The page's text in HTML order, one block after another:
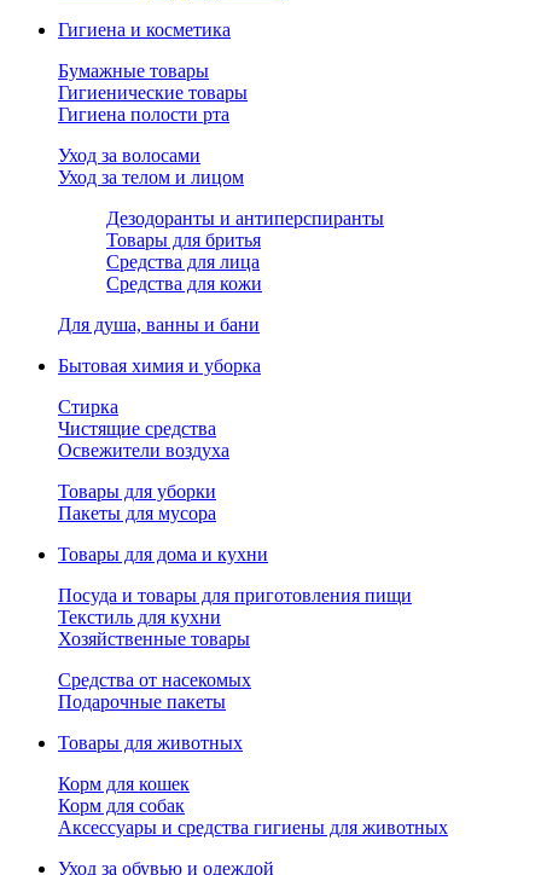
Гигиена и косметика
Бумажные товары
Гигиенические товары
Гигиена полости рта
Уход за волосами
Уход за телом и лицом
Дезодоранты и антиперспиранты
Товары для бритья
Средства для лица
Средства для кожи
Для душа, ванны и бани
Бытовая химия и уборка
Стирка
Чистящие средства
Освежители воздуха
Товары для уборки
Пакеты для мусора
Товары для дома и кухни
Посуда и товары для приготовления пищи
Текстиль для кухни
Хозяйственные товары
Средства от насекомых
Подарочные пакеты
Товары для животных
Корм для кошек
Корм для собак
Аксессуары и средства гигиены для животных
Уход за обувью и одеждой